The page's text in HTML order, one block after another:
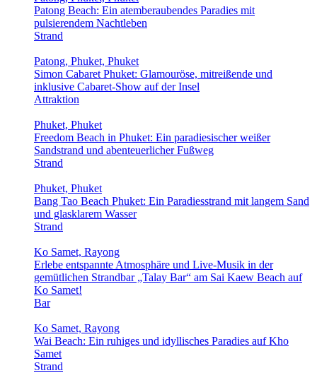
Patong Beach: Ein atemberaubendes Paradies mit
pulsierendem Nachtleben
Strand
Patong, Phuket, Phuket
Simon Cabaret Phuket: Glamouröse, mitreißende und
inklusive Cabaret-Show auf der Insel
Attraktion
Phuket, Phuket
Freedom Beach in Phuket: Ein paradiesischer weißer
Sandstrand und abenteuerlicher Fußweg
Strand
Phuket, Phuket
Bang Tao Beach Phuket: Ein Paradiesstrand mit langem Sand
und glasklarem Wasser
Strand
Ko Samet, Rayong
Erlebe entspannte Atmosphäre und Live-Musik in der
gemütlichen Strandbar „Talay Bar“ am Sai Kaew Beach auf
Ko Samet!
Bar
Ko Samet, Rayong
Wai Beach: Ein ruhiges und idyllisches Paradies auf Kho
Samet
Strand